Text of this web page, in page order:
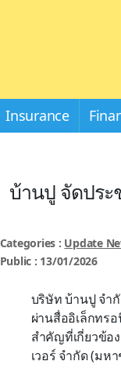
Insurance
บ้านปู จัดประ
Categories : Update
Public : 13/01/2026
บริษัท บ้านปู จำ
ผ่านสื่ออิเล็กทร
สำคัญที่เกี่ยวข้อ
เวอร์ จำกัด (มห